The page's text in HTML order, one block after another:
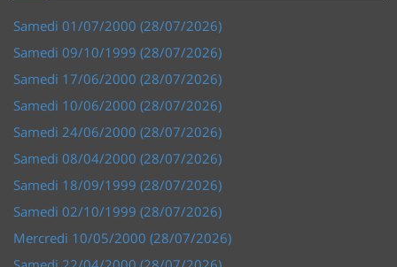
Samedi 01/07/2000 (28/07/2026)
Samedi 09/10/1999 (28/07/2026)
Samedi 17/06/2000 (28/07/2026)
Samedi 10/06/2000 (28/07/2026)
Samedi 24/06/2000 (28/07/2026)
Samedi 08/04/2000 (28/07/2026)
Samedi 18/09/1999 (28/07/2026)
Samedi 02/10/1999 (28/07/2026)
Mercredi 10/05/2000 (28/07/2026)